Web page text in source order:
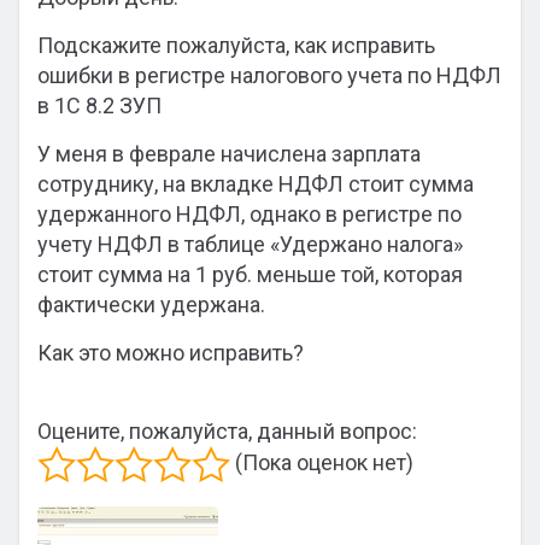
Подскажите пожалуйста, как исправить
ошибки в регистре налогового учета по НДФЛ
в 1С 8.2 ЗУП
У меня в феврале начислена зарплата
сотруднику, на вкладке НДФЛ стоит сумма
удержанного НДФЛ, однако в регистре по
учету НДФЛ в таблице «Удержано налога»
стоит сумма на 1 руб. меньше той, которая
фактически удержана.
Как это можно исправить?
Оцените, пожалуйста, данный вопрос:
(Пока оценок нет)